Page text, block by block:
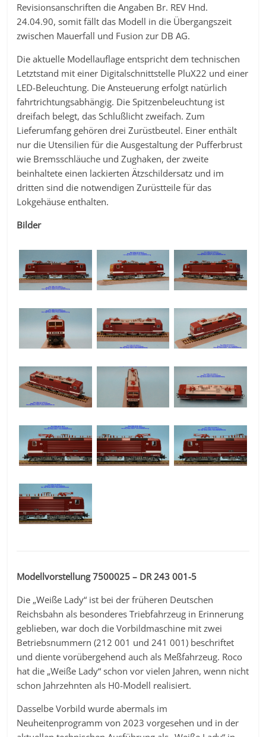
Revisionsanschriften die Angaben Br. REV Hnd.
24.04.90, somit fällt das Modell in die Übergangszeit
zwischen Mauerfall und Fusion zur DB AG.
Die aktuelle Modellauflage entspricht dem technischen
Letztstand mit einer Digitalschnittstelle PluX22 und einer
LED-Beleuchtung. Die Ansteuerung erfolgt natürlich
fahrtrichtungsabhängig. Die Spitzenbeleuchtung ist
dreifach belegt, das Schlußlicht zweifach. Zum
Lieferumfang gehören drei Zurüstbeutel. Einer enthält
nur die Utensilien für die Ausgestaltung der Pufferbrust
wie Bremsschläuche und Zughaken, der zweite
beinhaltete einen lackierten Ätzschildersatz und im
dritten sind die notwendigen Zurüstteile für das
Lokgehäuse enthalten.
Bilder
Modellvorstellung 7500025 – DR 243 001-5
Die „Weiße Lady“ ist bei der früheren Deutschen
Reichsbahn als besonderes Triebfahrzeug in Erinnerung
geblieben, war doch die Vorbildmaschine mit zwei
Betriebsnummern (212 001 und 241 001) beschriftet
und diente vorübergehend auch als Meßfahrzeug. Roco
hat die „Weiße Lady“ schon vor vielen Jahren, wenn nicht
schon Jahrzehnten als H0-Modell realisiert.
Dasselbe Vorbild wurde abermals im
Neuheitenprogramm von 2023 vorgesehen und in der